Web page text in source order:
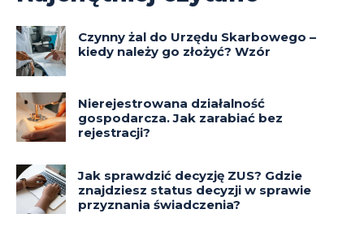
Czynny żal do Urzędu Skarbowego –
kiedy należy go złożyć? Wzór
Nierejestrowana działalność
gospodarcza. Jak zarabiać bez
rejestracji?
Jak sprawdzić decyzję ZUS? Gdzie
znajdziesz status decyzji w sprawie
przyznania świadczenia?